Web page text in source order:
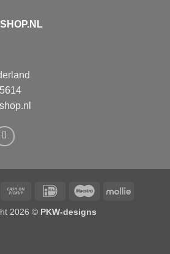
Cash
Pickup
IDeal Maestro Mollie
2026 © PKW-designs